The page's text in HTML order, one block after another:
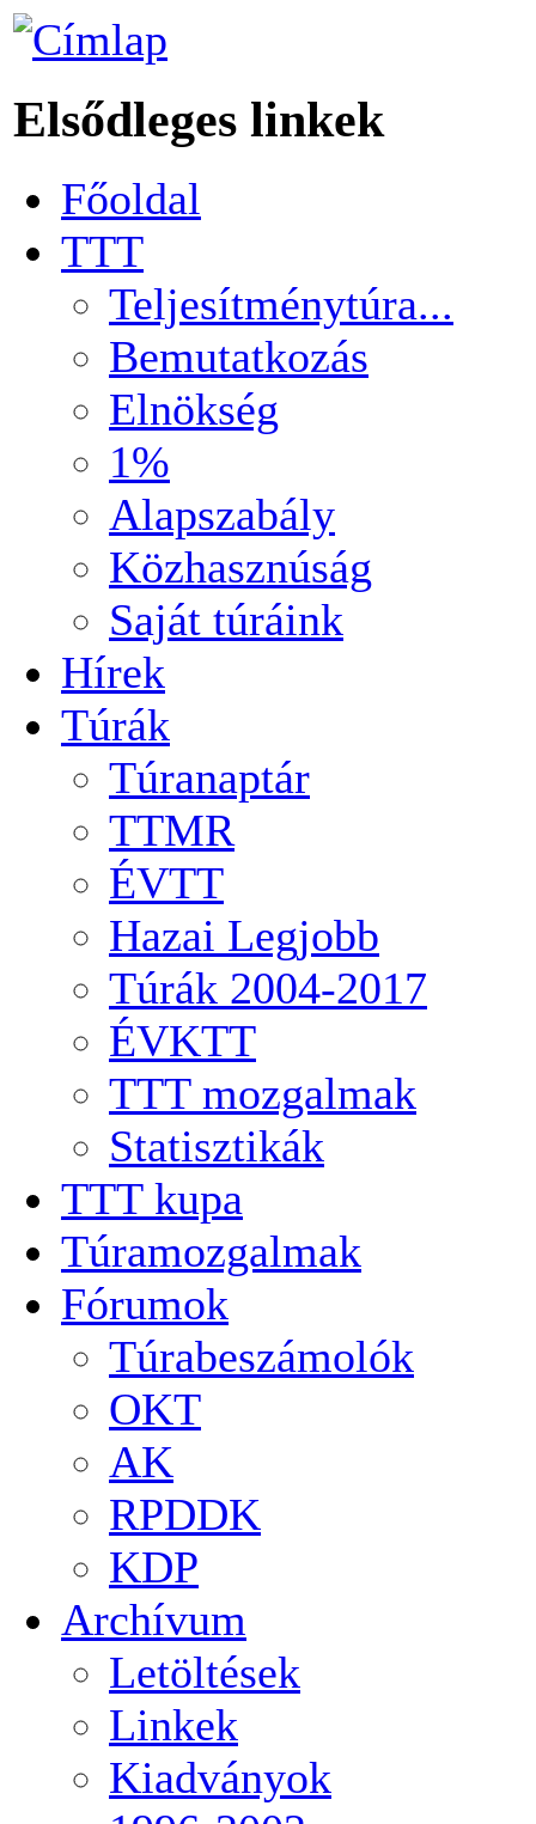
Elsődleges linkek
Főoldal
TTT
Teljesítménytúra...
Bemutatkozás
Elnökség
1%
Alapszabály
Közhasznúság
Saját túráink
Hírek
Túrák
Túranaptár
TTMR
ÉVTT
Hazai Legjobb
Túrák 2004-2017
ÉVKTT
TTT mozgalmak
Statisztikák
TTT kupa
Túramozgalmak
Fórumok
Túrabeszámolók
OKT
AK
RPDDK
KDP
Archívum
Letöltések
Linkek
Kiadványok